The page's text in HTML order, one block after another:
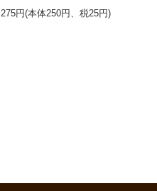
275円(本体250円、税25円)